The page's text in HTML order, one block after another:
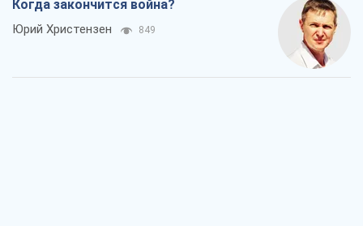
Когда закончится война?
Юрий Христензен 849